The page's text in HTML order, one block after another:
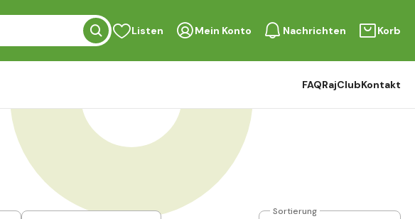
Listen Mein Konto Nachrichten Korb
FAQRajClubKontakt
Sortierung